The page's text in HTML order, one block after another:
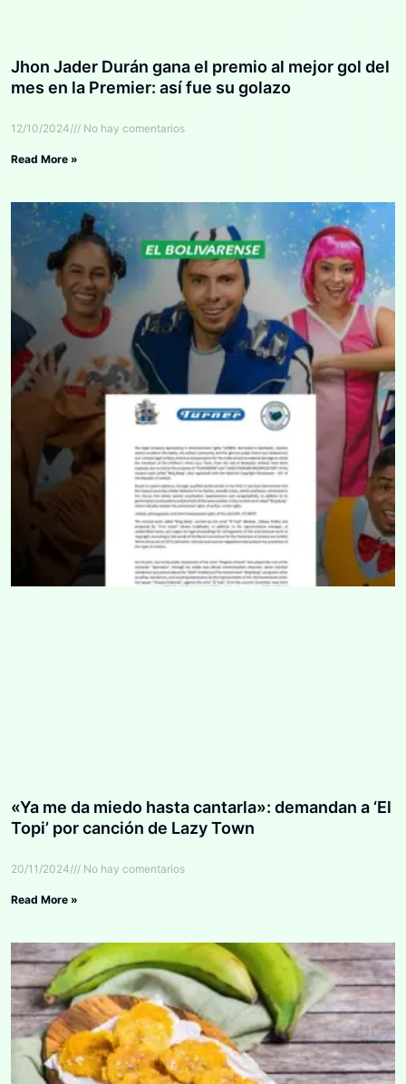
Jhon Jader Durán gana el premio al mejor gol del
mes en la Premier: así fue su golazo
12/10/2024 No hay comentarios
Read More »
«Ya me da miedo hasta cantarla»: demandan a ‘El
Topi’ por canción de Lazy Town
20/11/2024 No hay comentarios
Read More »